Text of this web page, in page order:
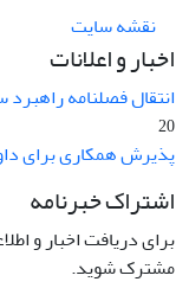
نقشه سایت
اخبار و اعلانات
انتقال فصلنامه
20
پذیرش همکاری برای
اشتراک خبرنامه
برای دریافت اخبار و
مشترک شوید.